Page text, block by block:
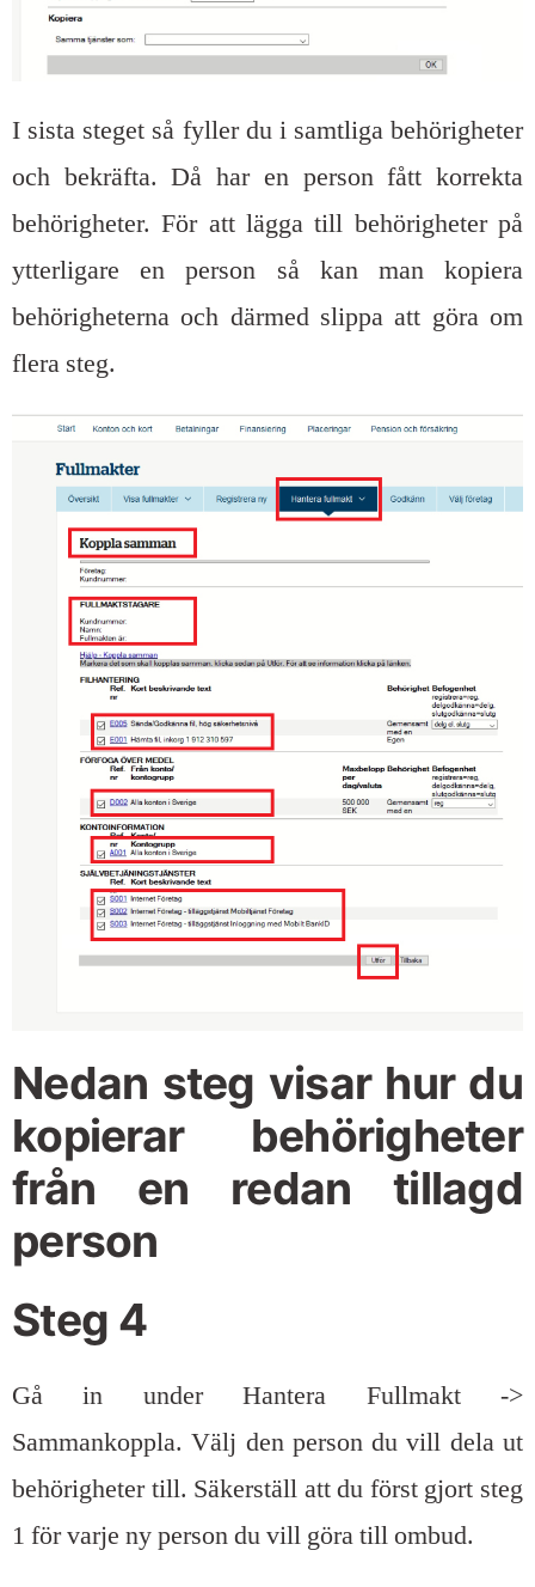
I sista steget så fyller du i samtliga behörigheter
och bekräfta. Då har en person fått korrekta
behörigheter. För att lägga till behörigheter på
ytterligare en person så kan man kopiera
behörigheterna och därmed slippa att göra om
flera steg.
Nedan steg visar hur du
kopierar behörigheter
från en redan tillagd
person
Steg 4
Gå in under Hantera Fullmakt ->
Sammankoppla. Välj den person du vill dela ut
behörigheter till. Säkerställ att du först gjort steg
1 för varje ny person du vill göra till ombud.